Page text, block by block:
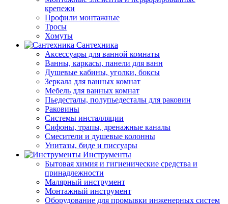
крепежи
Профили монтажные
Тросы
Хомуты
Сантехника
Аксессуары для ванной комнаты
Ванны, каркасы, панели для ванн
Душевые кабины, уголки, боксы
Зеркала для ванных комнат
Мебель для ванных комнат
Пьедесталы, полупьедесталы для раковин
Раковины
Системы инсталляции
Сифоны, трапы, дренажные каналы
Смесители и душевые колонны
Унитазы, биде и писсуары
Инструменты
Бытовая химия и гигиенические средства и
принадлежности
Малярный инструмент
Монтажный инструмент
Оборудование для промывки инженерных систем